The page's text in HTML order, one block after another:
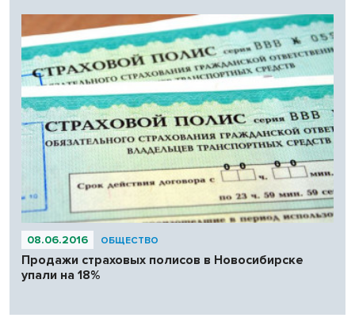
08.06.2016 ОБЩЕСТВО
Продажи страховых полисов в Новосибирске
упали на 18%